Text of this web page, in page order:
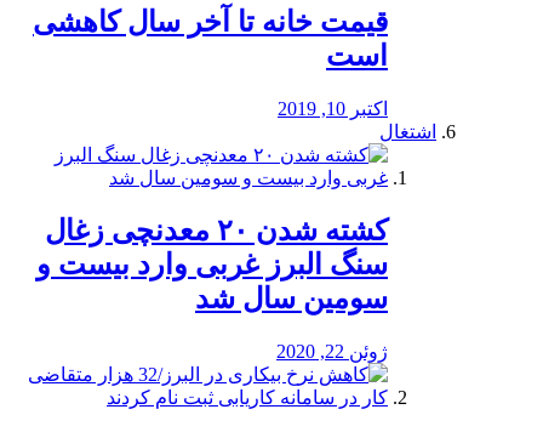
قیمت خانه تا آخر سال کاهشی
است
اکتبر 10, 2019
اشتغال
کشته شدن ۲۰ معدنچی زغال
سنگ البرز غربی وارد بیست و
سومین سال شد
ژوئن 22, 2020